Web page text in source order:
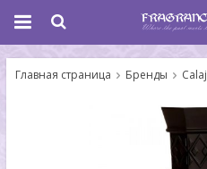
Главная страница Бренды Calaj